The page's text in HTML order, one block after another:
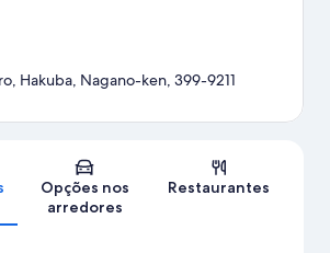
Mapa
Hakuba, Nagano-ken, 399-9211
Opções nos
arredores
Restaurantes